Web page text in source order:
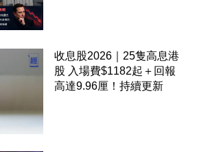
收息股2026｜25隻高息港
股 入場費$1182起＋回報
高達9.96厘！持續更新